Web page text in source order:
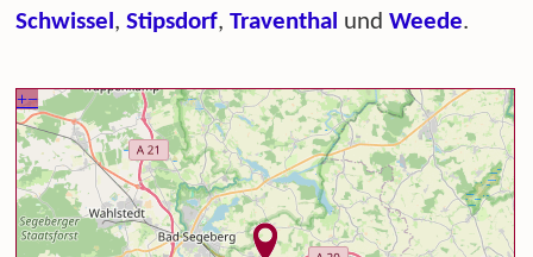
Schwissel ,Stipsdorf,Traventhal undWeede.